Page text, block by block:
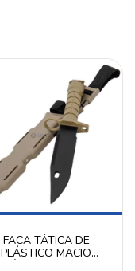
FACA TÁTICA DE
PLÁSTICO MACIO